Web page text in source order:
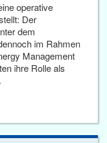
operative
Der
dem
im Rahmen
Management
ihre Rolle als